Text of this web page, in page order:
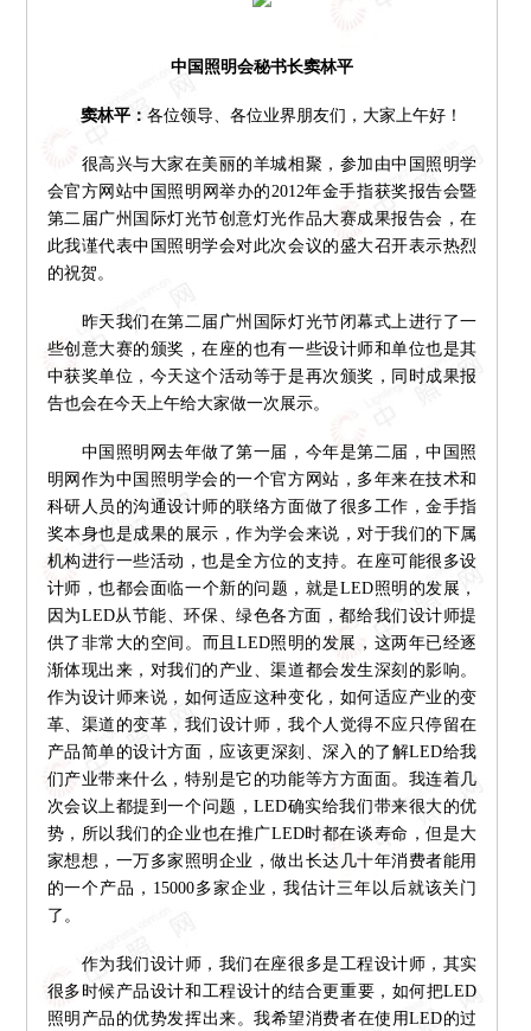
中国照明会秘书长窦林平
窦林平： 各位领导、各位业界朋友们，大家上午好！
很高兴与大家在美丽的羊城相聚，参加由中国照明学
会官方网站中国照明网举办的2012年金手指获奖报告会暨
第二届广州国际灯光节创意灯光作品大赛成果报告会，在
此我谨代表中国照明学会对此次会议的盛大召开表示热烈
的祝贺。
昨天我们在第二届广州国际灯光节闭幕式上进行了一
些创意大赛的颁奖，在座的也有一些设计师和单位也是其
中获奖单位，今天这个活动等于是再次颁奖，同时成果报
告也会在今天上午给大家做一次展示。
中国照明网去年做了第一届，今年是第二届，中国照
明网作为中国照明学会的一个官方网站，多年来在技术和
科研人员的沟通设计师的联络方面做了很多工作，金手指
奖本身也是成果的展示，作为学会来说，对于我们的下属
机构进行一些活动，也是全方位的支持。在座可能很多设
计师，也都会面临一个新的问题，就是LED照明的发展，
因为LED从节能、环保、绿色各方面，都给我们设计师提
供了非常大的空间。而且LED照明的发展，这两年已经逐
渐体现出来，对我们的产业、渠道都会发生深刻的影响。
作为设计师来说，如何适应这种变化，如何适应产业的变
革、渠道的变革，我们设计师，我个人觉得不应只停留在
产品简单的设计方面，应该更深刻、深入的了解LED给我
们产业带来什么，特别是它的功能等方方面面。我连着几
次会议上都提到一个问题，LED确实给我们带来很大的优
势，所以我们的企业也在推广LED时都在谈寿命，但是大
家想想，一万多家照明企业，做出长达几十年消费者能用
的一个产品，15000多家企业，我估计三年以后就该关门
了。
作为我们设计师，我们在座很多是工程设计师，其实
很多时候产品设计和工程设计的结合更重要，如何把LED
照明产品的优势发挥出来。我希望消费者在使用LED的过